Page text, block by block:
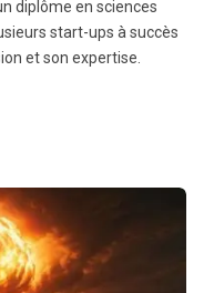
diplôme en sciences
start-ups à succès
et son expertise.